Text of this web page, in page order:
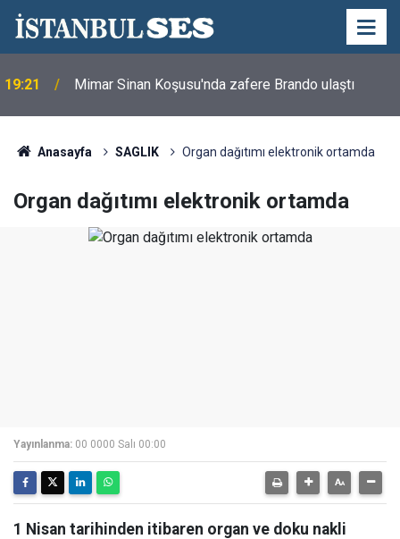
19:21 Mimar Sinan Koşusu'nda zafere Brando ulaştı
Anasayfa SAGLIK Organ dağıtımı elektronik ortamda
Organ dağıtımı elektronik ortamda
Yayınlanma: 00 0000 Salı 00:00
1 Nisan tarihinden itibaren organ ve doku nakli